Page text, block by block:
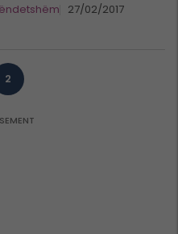
27/02/2017
2